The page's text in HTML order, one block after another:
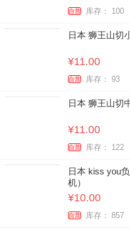
自营 库存： 100
日本 狮王山切
¥11.00
自营 库存： 93
日本 狮王山切
¥11.00
自营 库存： 122
日本 kiss you
机）
¥10.00
自营 库存： 857